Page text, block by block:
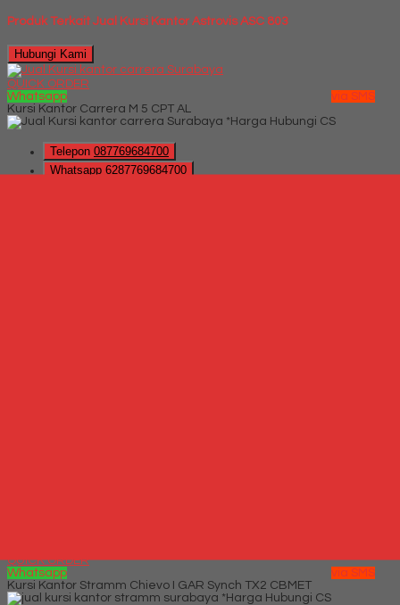
Produk Terkait Jual Kursi Kantor Astrovis ASC 803
Hubungi Kami
QUICK ORDER
Whatsapp
via SMS
Kursi Kantor Carrera M 5 CPT AL
*Harga Hubungi CS
Telepon 087769684700
Whatsapp 6287769684700
QUICK ORDER
Whatsapp
via SMS
Kursi Kantor Stramm Chievo I GAR Synch TX2 CBMET
*Harga Hubungi CS